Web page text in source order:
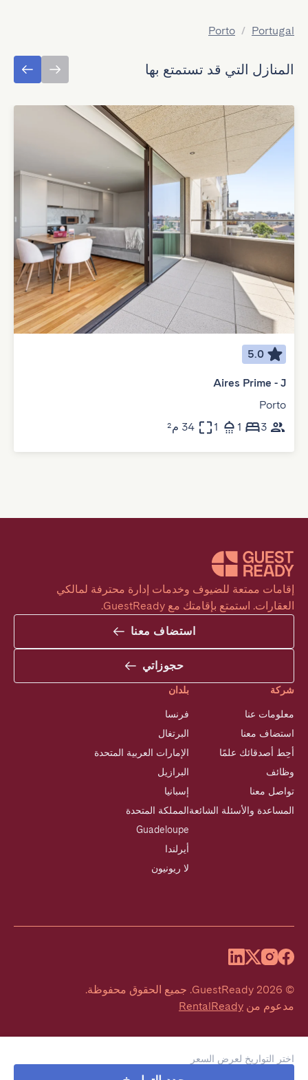
اختر التواريخ لعرض السعر
Portugal
/
Porto
المنازل التي قد تستمتع بها
5.0
Aires Prime - J
Porto
3
1
1 34 م²
العقارات. استمتع بإقامتك مع GuestReady.
استضاف معنا
حجوزاتي
شركة
معلومات عنا
استضاف معنا
أحِط أصدقائك علمًا
وظائف
تواصل معنا
المساعدة والأسئلة الشائعة
بلدان
فرنسا
البرتغال
الإمارات العربية المتحدة
البرازيل
إسبانيا
المملكة المتحدة
Guadeloupe
أيرلندا
لا ريونيون
©
2026
GuestReady
. جميع الحقوق محفوظة.
مدعوم من RentalReady